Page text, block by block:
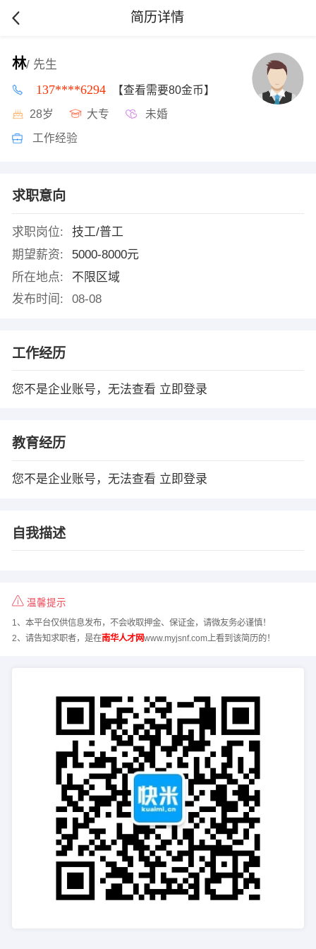
简历详情
林/ 先生
137****6294 【查看需要80金币】
28岁 大专 未婚
工作经验
求职意向
求职岗位:
技工/普工
期望薪资:
5000-8000元
所在地点:
不限区域
发布时间:
08-08
工作经历
您不是企业账号，无法查看 立即登录
教育经历
您不是企业账号，无法查看 立即登录
自我描述
温馨提示
1、本平台仅供信息发布，不会收取押金、保证金，请微友务必谨慎！
2、请告知求职者，是在南华人才网www.myjsnf.com上看到该简历的！